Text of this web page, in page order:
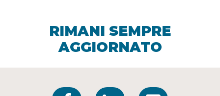
RIMANI SEMPRE
AGGIORNATO